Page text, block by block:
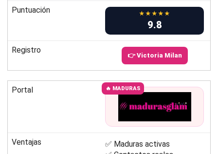
Puntuación ★★★★★
9.8
Registro
👉 Victoria Milan
Portal 🔥 MADURAS
Ventajas
✅ Maduras activas